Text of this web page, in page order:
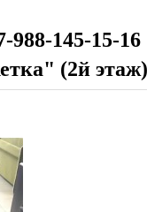
988-145-15-
(2й этаж)